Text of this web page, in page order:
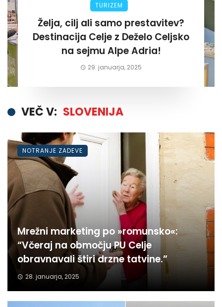
TURIZEM
Želja, cilj ali samo prestavitev?
Destinacija Celje z Deželo Celjsko
na sejmu Alpe Adria!
29. januarja, 2025
VEČ V: SLOVENIJA
Mrežni marketing po »romunsko«:
“Včeraj na območju PU Celje
obravnavali štiri drzne tatvine.”
28. januarja, 2025
NOTRANJE ZADEVE